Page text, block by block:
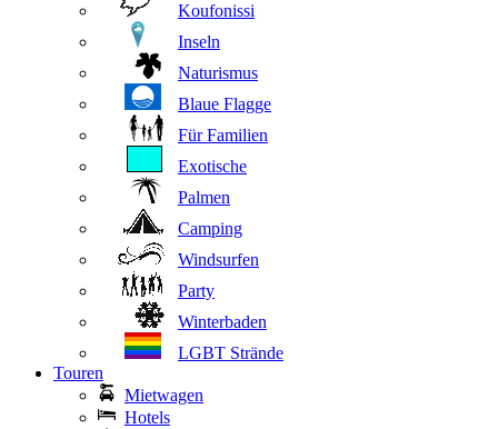
Koufonissi
Inseln
Naturismus
Blaue Flagge
Für Familien
Exotische
Palmen
Camping
Windsurfen
Party
Winterbaden
LGBT Strände
Touren
Mietwagen
Hotels